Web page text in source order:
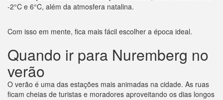
-2°C e 6°C, além da atmosfera natalina.
Com isso em mente, fica mais fácil escolher a época ideal.
Quando ir para Nuremberg no
verão
O verão é uma das estações mais animadas na cidade. As ruas
ficam cheias de turistas e moradores aproveitando os dias longos